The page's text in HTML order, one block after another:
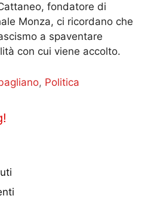
fondatore di
Monza, ci ricordano che
a spaventare
con cui viene accolto.
, Politica